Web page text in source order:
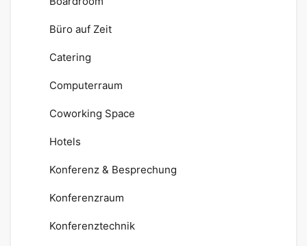
Büro auf Zeit
Catering
Computerraum
Coworking Space
Hotels
Konferenz & Besprechung
Konferenzraum
Konferenztechnik